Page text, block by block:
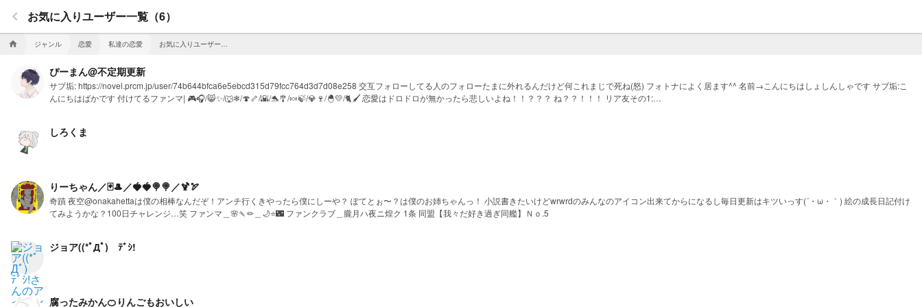
keyboard_arrow_left お気に入りユーザー一覧（6）
home ジャンル 恋愛 私達の恋愛
ぴーまん@不定期更新
サブ垢: https://novel.prcm.jp/user/74b644bfca6e5ebcd315d79fcc764d3d7d08e258 交互フォローしてる人のフォローたまに外れるんだけど何これまじで死ね(怒) フォトナによく居ます^^ 名前→こんにちはしょしんしゃです サブ垢:こ
んにちはばかです 付けてるファンマ| 🎮🎧/😸✨/🐺❄/🍄🦴/🌇/🐬🎐/🍬🍃/💎🍷/🐣💛/🐈🖌 恋愛はドロドロが無かったら悲しいよね！！？？？ ね？？！！！ リア友その1:
ァンマ第一号:あいみっち リンク: https://novel.prcm.jp/user/4eaf8db97ea9a18452378add3e86d259f32a7fd2 あいみっちはおきにです ↑これ大切 尊敬してる人 wonderfulな猫(？)さん リンク:
しろくま
りーちゃん／🃏🎩／🍓🍓🍭🍭／🍹🏹
奇蹟 夜空@onakahettaは僕の相棒なんだぞ！アンチ行くきやったら僕にしーや？ ぽてとぉ〜？は僕のお姉ちゃんっ！ 小説書きたいけどwrwrdのみんなのアイコン出来てからになるし毎日更新はキツいっす(´・ω・｀) 絵の成長日記付け
てみようかな？100日チャレンジ…笑 ファンマ＿🌸🍡✏＿🌙⭐️🌃 ファンクラブ＿朧月ハ夜ニ煌ク 1条 同盟【我々だ好き過ぎ同艦】Ｎｏ.5
ジョア((*ﾟДﾟ)ゞﾃﾞｼ!
腐ったみかん🍊りんごもおいしい